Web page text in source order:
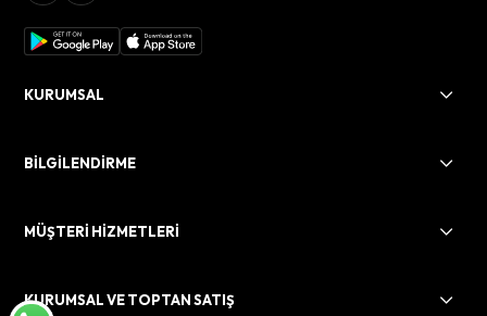
KURUMSAL
BİLGİLENDİRME
MÜŞTERİ HİZMETLERİ
KURUMSAL VE TOPTAN SATIŞ